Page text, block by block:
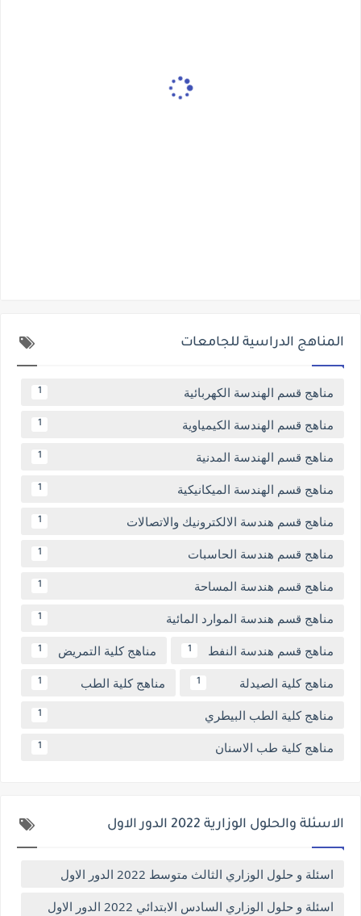
المناهج الدراسية للجامعات
مناهج قسم الهندسة الكهربائية 1
مناهج قسم الهندسة الكيمياوية 1
مناهج قسم الهندسة المدنية 1
مناهج قسم الهندسة الميكانيكية 1
مناهج قسم هندسة الالكترونيك والاتصالات 1
مناهج قسم هندسة الحاسبات 1
مناهج قسم هندسة المساحة 1
مناهج قسم هندسة الموارد المائية 1
مناهج قسم هندسة النفط 1 مناهج كلية التمريض 1
مناهج كلية الصيدلة 1 مناهج كلية الطب 1
مناهج كلية الطب البيطري 1
مناهج كلية طب الاسنان 1
الاسئلة والحلول الوزارية 2022 الدور الاول
اسئلة و حلول الوزاري الثالث متوسط 2022 الدور الاول
اسئلة و حلول الوزاري السادس الابتدائي 2022 الدور الاول